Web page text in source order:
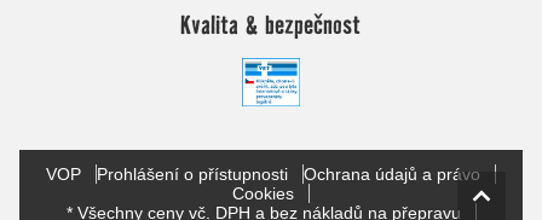
Kvalita & bezpečnost
VOP Prohlášení o přístupnosti
Ochrana údajů a právo
Cookies
* Všechny ceny vč. DPH a bez nákladů na přepravu